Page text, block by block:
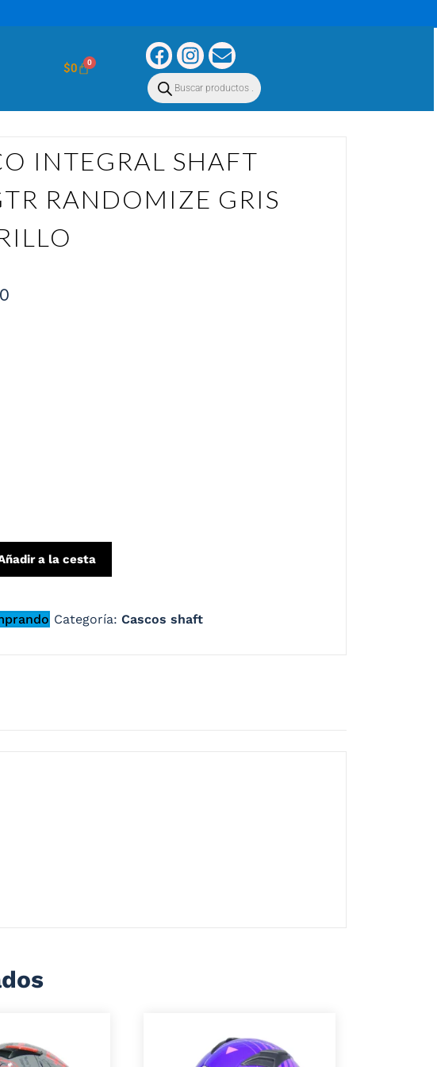
$0 0
INTEGRAL SHAFT
RANDOMIZE GRIS
a la cesta
Categoría: Cascos shaft